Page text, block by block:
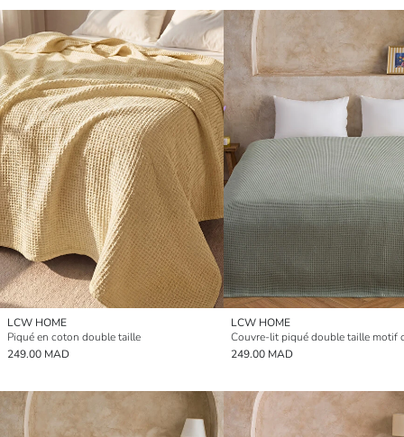
LCW HOME
Piqué en coton double taille
249.00 MAD
LCW HOME
Couvre-lit piqué double taille motif
249.00 MAD